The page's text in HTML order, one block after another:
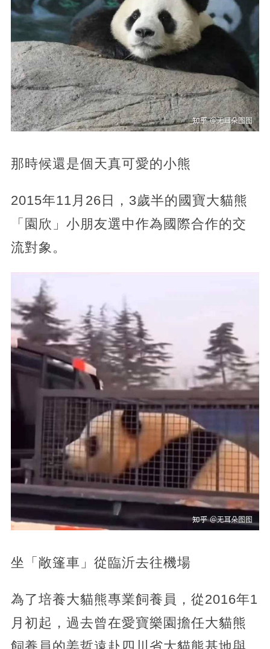
那時候還是個天真可愛的小熊
2015年11月26日，3歲半的國寶大貓熊
「園欣」小朋友選中作為國際合作的交
流對象。
坐「敞篷車」從臨沂去往機場
為了培養大貓熊專業飼養員，從2016年1
月初起，過去曾在愛寶樂園擔任大貓熊